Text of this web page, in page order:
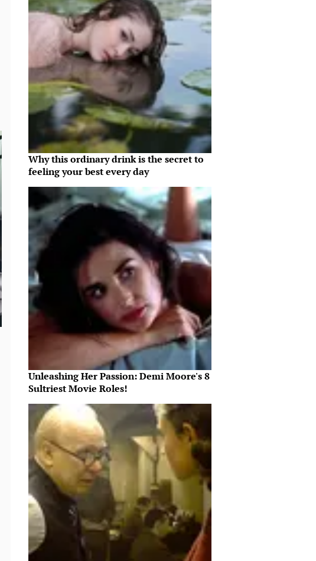
Why this ordinary drink is the secret to
feeling your best every day
Unleashing Her Passion: Demi Moore's 8
Sultriest Movie Roles!